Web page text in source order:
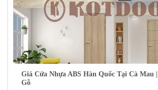
Giá Cửa Nhựa ABS Hàn Quốc Tại Cà Mau
Gỗ